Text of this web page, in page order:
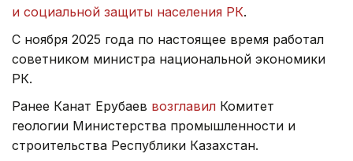
и социальной защиты населения РК.
С ноября 2025 года по настоящее время работал
советником министра национальной экономики
РК.
Ранее Канат Ерубаев возглавил Комитет
геологии Министерства промышленности и
строительства Республики Казахстан.